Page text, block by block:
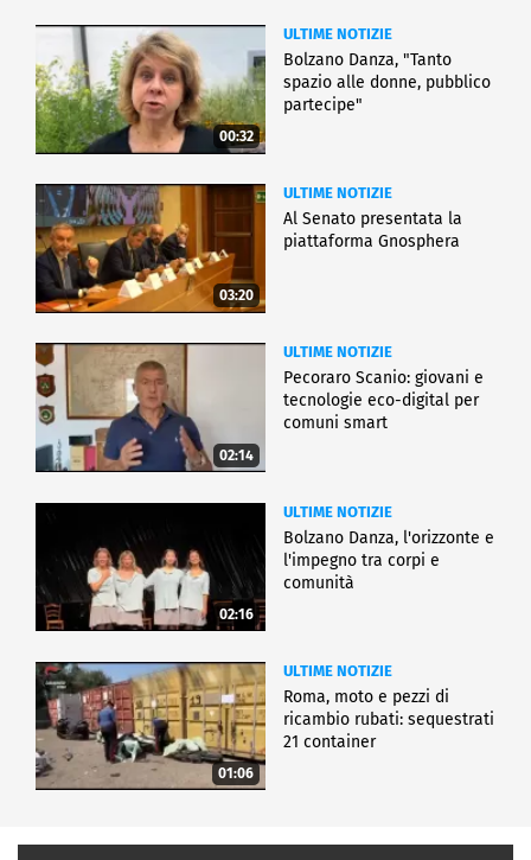
00:32
ULTIME NOTIZIE
Bolzano Danza, "Tanto
spazio alle donne, pubblico
partecipe"
03:20
ULTIME NOTIZIE
Al Senato presentata la
piattaforma Gnosphera
02:14
ULTIME NOTIZIE
Pecoraro Scanio: giovani e
tecnologie eco-digital per
comuni smart
02:16
ULTIME NOTIZIE
Bolzano Danza, l'orizzonte e
l'impegno tra corpi e
comunità
01:06
ULTIME NOTIZIE
Roma, moto e pezzi di
ricambio rubati: sequestrati
21 container